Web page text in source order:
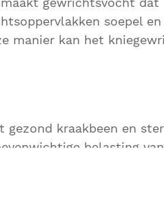
soepel
manier kan het
gezond kraakbeen en
belasting
Hierdoor neemt de